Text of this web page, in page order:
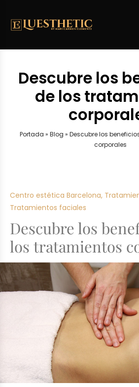
Descubre los
de los
Portada » Blog » Descubre los
corporales
Centro estética Barcelona,
Tratamientos faciales
Descubre los
los tratamientos